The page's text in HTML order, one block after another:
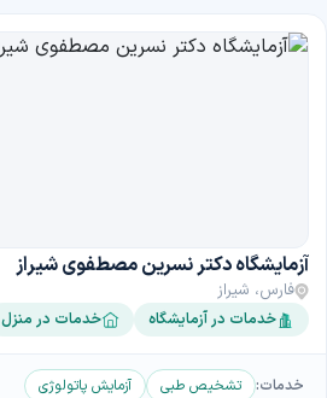
آزمایشگاه دکتر نسرین مصطفوی شیراز
فارس، شیراز
خدمات در آزمایشگاه خدمات در منزل
خدمات: تشخیص طبی آزمایش پاتولوژی